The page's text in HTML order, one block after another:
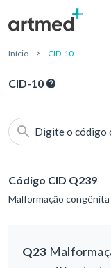
Início CID-10
CID-10
Digite o código
Código CID Q239
Malformação
Q23